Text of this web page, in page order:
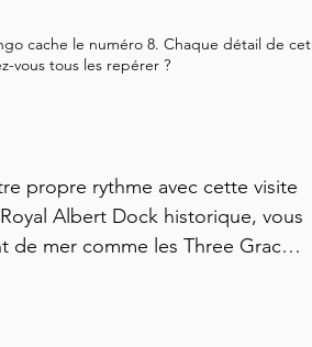
cache le numéro 8. Chaque détail de cet
vous tous les repérer ?
propre rythme avec cette visite
Albert Dock historique, vous
mer comme les Three Graces,
monuments comme St.